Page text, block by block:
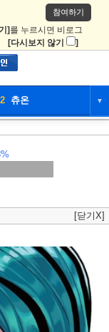
참여하기
] 를 누르시면 비로그
[다시보지 않기 ]
츄온 ▼
[닫기X]